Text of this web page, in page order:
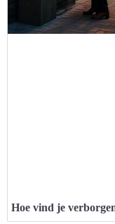
Hoe vind je